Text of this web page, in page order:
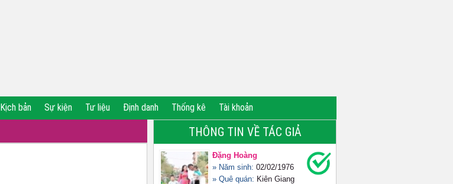
Kịch bản Sự kiện Tư liệu Định danh Thống kê Tài khoản
THÔNG TIN VỀ TÁC GIẢ
Đặng Hoàng
» Năm sinh: 02/02/1976
» Quê quán: Kiên Giang